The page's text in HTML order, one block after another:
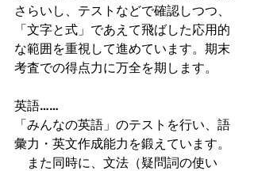
さらいし、テストなどで確認しつつ、
「文字と式」であえて飛ばした応用的
な範囲を重視して進めています。期末
考査での得点力に万全を期します。
英語……
「みんなの英語」のテストを行い、語
彙力・英文作成能力を鍛えています。
また同時に、文法（疑問詞の使い